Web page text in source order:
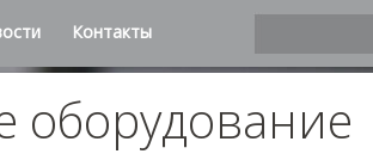
Контакты
оборудование